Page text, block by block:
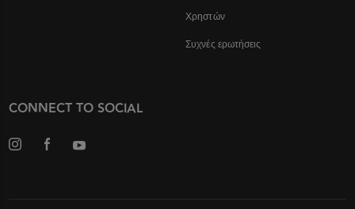
Χρηστών
Συχνές ερωτήσεις
CONNECT TO SOCIAL